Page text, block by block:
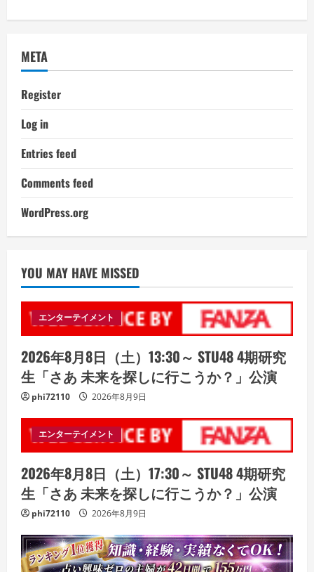
META
Register
Log in
Entries feed
Comments feed
WordPress.org
YOU MAY HAVE MISSED
エンターテイメント
2026年8月8日（土）13:30～ STU48 4期研究
生「さあ 未来を探しに行こうか？」公演
phi72110 2026年8月9日
エンターテイメント
2026年8月8日（土）17:30～ STU48 4期研究
生「さあ 未来を探しに行こうか？」公演
phi72110 2026年8月9日